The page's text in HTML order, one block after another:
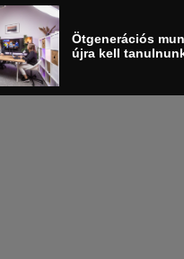
Ötgenerációs
újra kell